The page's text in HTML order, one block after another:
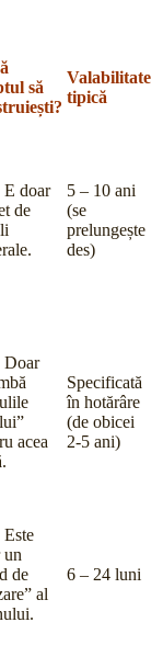
să
Valabilitate
tipică
doar
de
5 – 10 ani
(se
prelungește
des)
acea
Specificată
în hotărâre
(de obicei
2-5 ani)
un
de
al
6 – 24 luni